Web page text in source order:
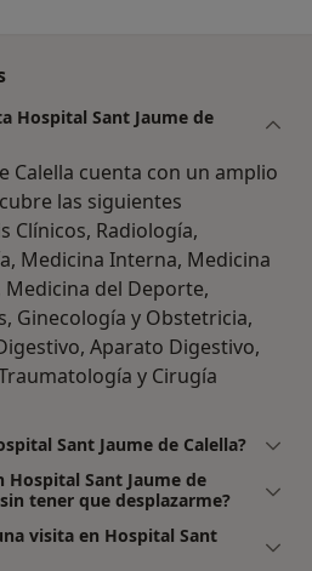
Hospital Sant Jaume de
Calella cuenta con un amplio
las siguientes
Clínicos, Radiología,
Medicina Interna, Medicina
Medicina del Deporte,
Ginecología y Obstetricia,
Aparato Digestivo,
y Cirugía
Sant Jaume de Calella?
Hospital Sant Jaume de
tener que desplazarme?
visita en Hospital Sant